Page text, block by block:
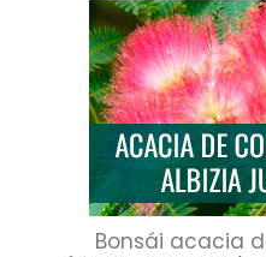
Bonsái acacia